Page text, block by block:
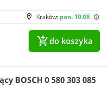
Kraków: pon. 10.08
do koszyka
BOSCH 0 580 303 085